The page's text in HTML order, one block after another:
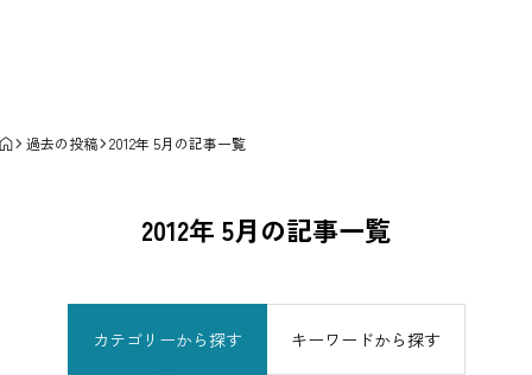
過去の投稿 2012年 5月の記事一覧
2012年 5月の記事一覧
カテゴリーから探す キーワードから探す